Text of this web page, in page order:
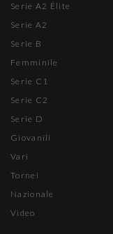
Serie A2 Élite
Serie A2
Serie B
Femminile
Serie C1
Serie C2
Serie D
Giovanili
Vari
Tornei
Nazionale
Video